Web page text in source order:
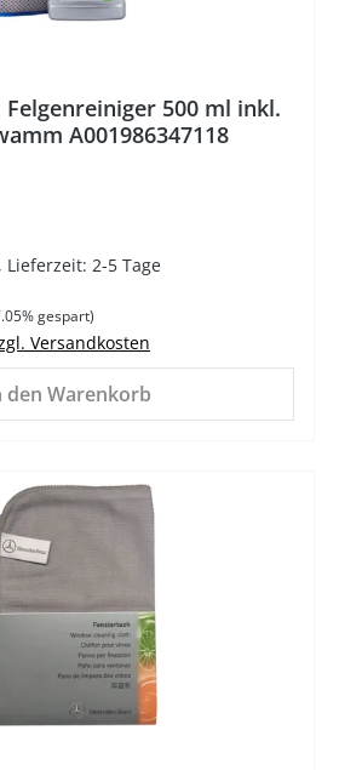
Felgenreiniger 500 ml inkl.
A001986347118
2-5 Tage
gespart)
Versandkosten
den Warenkorb